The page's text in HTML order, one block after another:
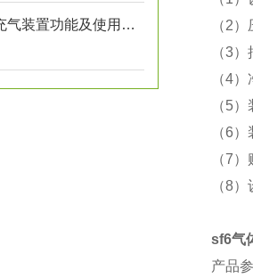
SF6气体抽真空充气装置功能及使用方法详细说明
（2
（3
（4
（5
（6
（7
（8
sf6气
产品